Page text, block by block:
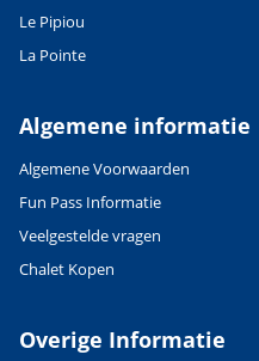
Le Pipiou
La Pointe
Algemene informatie
Algemene Voorwaarden
Fun Pass Informatie
Veelgestelde vragen
Chalet Kopen
Overige Informatie